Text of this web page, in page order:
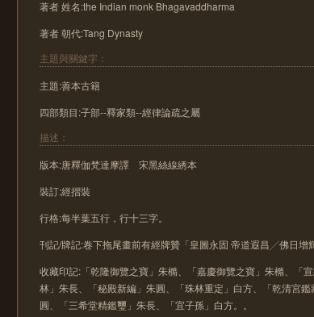
著者 姓名:the Indian monk Bhagavaddharma
著者 朝代:Tang Dynasty
主題與關鍵字：
主題:善本古籍
四部類目:子部--釋家類--經律論疏之屬
描述：
版本:唐釋伽梵達摩譯 宋黑絲線綉本
裝訂:經摺裝
行格:每半葉五行，行十三字。
刊記/牌記:卷下拖尾畫前有經牌贊「皇圖永固 帝道遐昌╱佛日增
收藏印記:「乾隆御覽之寶」朱橢、「嘉慶御覽之寶」朱橢、「
林」朱長、「秘殿新編」朱圓、「珠林重定」白方、「乾清宮
圓、「三希堂精鑑璽」朱長、「宜子孫」白方。。